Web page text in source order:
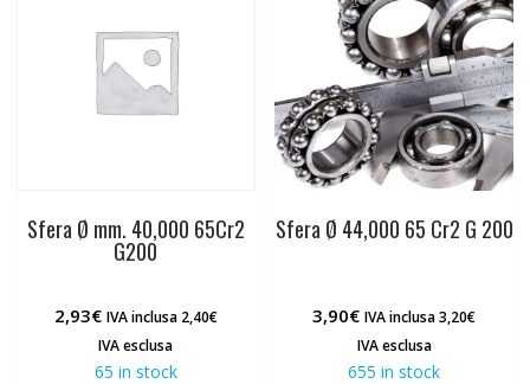
Sfera Ø mm. 40,000 65Cr2
G200
2,93€ IVA inclusa 2,40€
IVA esclusa
65 in stock
Sfera Ø 44,000 65 Cr2 G 200
3,90€ IVA inclusa3,20€
IVA esclusa
655 in stock